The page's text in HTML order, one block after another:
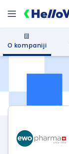
O kompaniji